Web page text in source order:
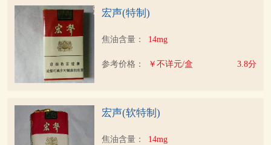
宏声(特制)
焦油含量： 14mg
参考价格： ￥不详元/盒 3.8分
宏声(软特制)
焦油含量： 14mg